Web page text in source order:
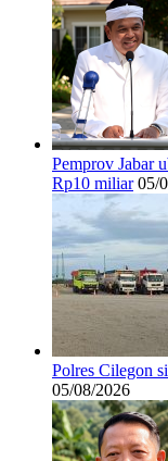
Pemprov Jabar
Rp10 miliar 05/
Polres Cilegon
05/08/2026